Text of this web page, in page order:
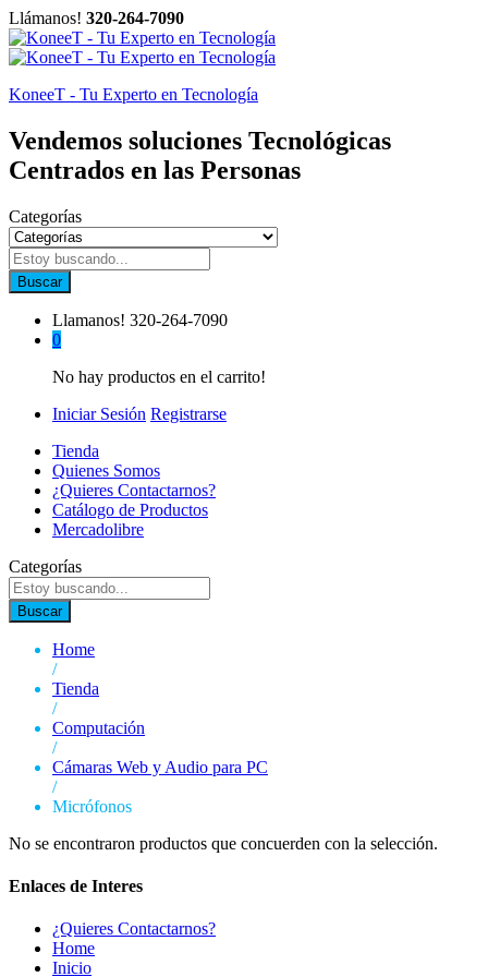
Llámanos! 320-264-7090
KoneeT - Tu Experto en Tecnología
Vendemos soluciones Tecnológicas
Centrados en las Personas
Categorías
Buscar
Llamanos! 320-264-7090
0
No hay productos en el carrito!
Iniciar Sesión Registrarse
Tienda
Quienes Somos
¿Quieres Contactarnos?
Catálogo de Productos
Mercadolibre
Categorías
Buscar
Home
/
Tienda
/
Computación
/
Cámaras Web y Audio para PC
/
Micrófonos
No se encontraron productos que concuerden con la selección.
Enlaces de Interes
¿Quieres Contactarnos?
Home
Inicio